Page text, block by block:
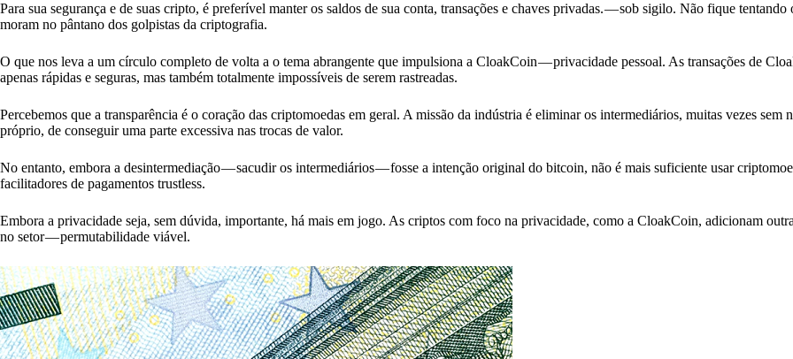
Para sua segurança e de suas cripto, é preferível manter os saldos de sua conta, transações e chaves privadas. — sob sigilo. Não fique tentando
moram no pântano dos golpistas da criptografia.
O que nos leva a um círculo completo de volta a o tema abrangente que impulsiona a CloakCoin — privacidade pessoal. As transações de
apenas rápidas e seguras, mas também totalmente impossíveis de serem rastreadas.
Percebemos que a transparência é o coração das criptomoedas em geral. A missão da indústria é eliminar os intermediários, muitas vezes sem
próprio, de conseguir uma parte excessiva nas trocas de valor.
No entanto, embora a desintermediação — sacudir os intermediários — fosse a intenção original do bitcoin, não é mais suficiente usar
facilitadores de pagamentos trustless.
Embora a privacidade seja, sem dúvida, importante, há mais em jogo. As criptos com foco na privacidade, como a CloakCoin, adicionam
no setor — permutabilidade viável.